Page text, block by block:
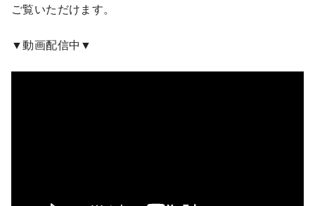
ご覧いただけます。
▼動画配信中▼